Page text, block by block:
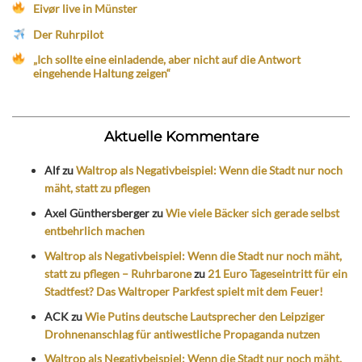
Eivør live in Münster
Der Ruhrpilot
„Ich sollte eine einladende, aber nicht auf die Antwort
eingehende Haltung zeigen“
Aktuelle Kommentare
AlfzuWaltrop als Negativbeispiel: Wenn die Stadt nur noch
mäht, statt zu pflegen
Axel GünthersbergerzuWie viele Bäcker sich gerade selbst
entbehrlich machen
Waltrop als Negativbeispiel: Wenn die Stadt nur noch mäht,
statt zu pflegen – Ruhrbaronezu 21 Euro Tageseintritt für ein
Stadtfest? Das Waltroper Parkfest spielt mit dem Feuer!
ACKzuWie Putins deutsche Lautsprecher den Leipziger
Drohnenanschlag für antiwestliche Propaganda nutzen
Waltrop als Negativbeispiel: Wenn die Stadt nur noch mäht,